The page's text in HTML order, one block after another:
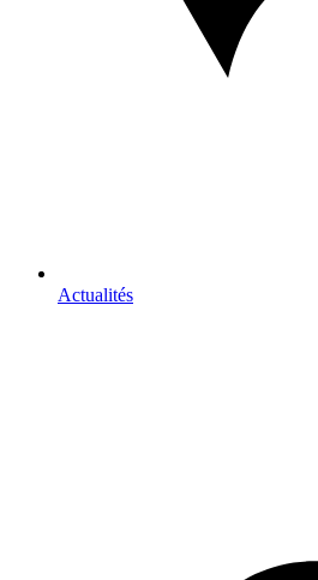
Actualités